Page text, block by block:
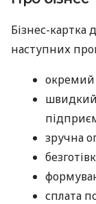
Бізнес-картка
наступних
окремий
швидкий
зручна
сплата